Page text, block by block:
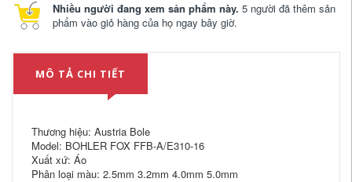
Nhiều người đang xem sản phẩm này. 5 người đã thêm sản
phẩm vào giỏ hàng của họ ngay bây giờ.
MÔ TẢ CHI TIẾT
Thương hiệu: Austria Bole
Model: BOHLER FOX FFB-A/E310-16
Xuất xứ: Áo
Phân loại màu: 2.5mm 3.2mm 4.0mm 5.0mm